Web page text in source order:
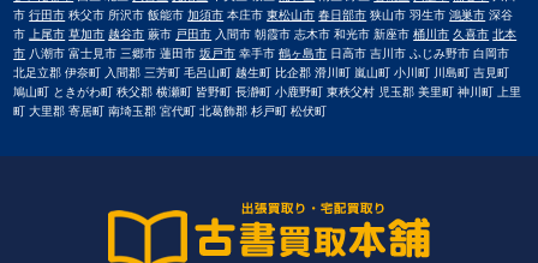
市行田市 秩父市 所沢市 飯能市加須市 本庄市東松山市 春日部市 狭山市 羽生市鴻巣市 深谷
市 上尾市 草加市 越谷市 蕨市 戸田市 入間市 朝霞市 志木市 和光市 新座市桶川市 久喜市 北本
市 八潮市 富士見市 三郷市 蓮田市坂戸市 幸手市鶴ヶ島市 日高市 吉川市 ふじみ野市 白岡市
北足立郡 伊奈町 入間郡 三芳町 毛呂山町 越生町 比企郡 滑川町 嵐山町 小川町 川島町 吉見町
鳩山町 ときがわ町 秩父郡 横瀬町 皆野町 長瀞町 小鹿野町 東秩父村 児玉郡 美里町 神川町 上里
町 大里郡 寄居町 南埼玉郡 宮代町 北葛飾郡 杉戸町 松伏町